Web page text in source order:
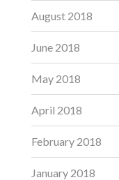
August 2018
June 2018
May 2018
April 2018
February 2018
January 2018